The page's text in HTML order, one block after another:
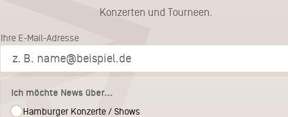
Konzerten und Tourneen.
Ihre E-Mail-Adresse
Ich möchte News über...
Hamburger Konzerte / Shows